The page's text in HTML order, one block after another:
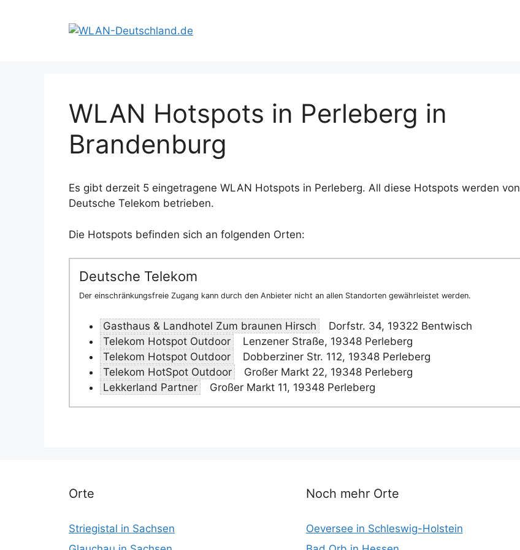
WLAN Hotspots in Perleberg in
Brandenburg
Es gibt derzeit 5 eingetragene WLAN Hotspots in Perleberg. All diese Hotspots werden von
Deutsche Telekom betrieben.
Die Hotspots befinden sich an folgenden Orten:
Deutsche Telekom
Der einschränkungsfreie Zugang kann durch den Anbieter nicht an allen Standorten gewährleistet werden.
Gasthaus & Landhotel Zum braunen Hirsch
Dorfstr. 34, 19322 Bentwisch
Telekom Hotspot Outdoor
Lenzener Straße, 19348 Perleberg
Telekom Hotspot Outdoor
Dobberziner Str. 112, 19348 Perleberg
Telekom HotSpot Outdoor
Großer Markt 22, 19348 Perleberg
Lekkerland Partner
Großer Markt 11, 19348 Perleberg
Orte
Striegistal in Sachsen
Noch mehr Orte
Oeversee in Schleswig-Holstein